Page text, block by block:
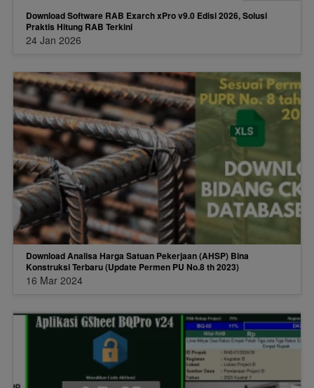
Download Software RAB Exarch xPro v9.0 Edisi 2026, Solusi
Praktis Hitung RAB Terkini
24 Jan 2026
Download Analisa Harga Satuan Pekerjaan (AHSP) Bina
Konstruksi Terbaru (Update Permen PU No.8 th 2023)
16 Mar 2024